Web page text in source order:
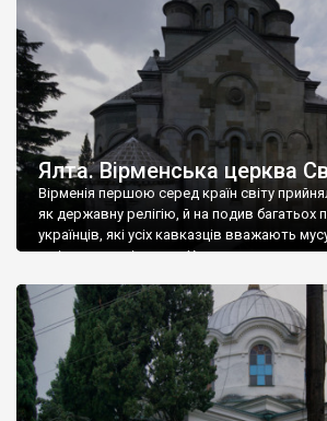
Ялта. Вірменська церква
Вірменія першою серед країн світу
як державну релігію, й на подив багатьох
українців, які усіх кавказців вважають
є відданими вірянами Христа